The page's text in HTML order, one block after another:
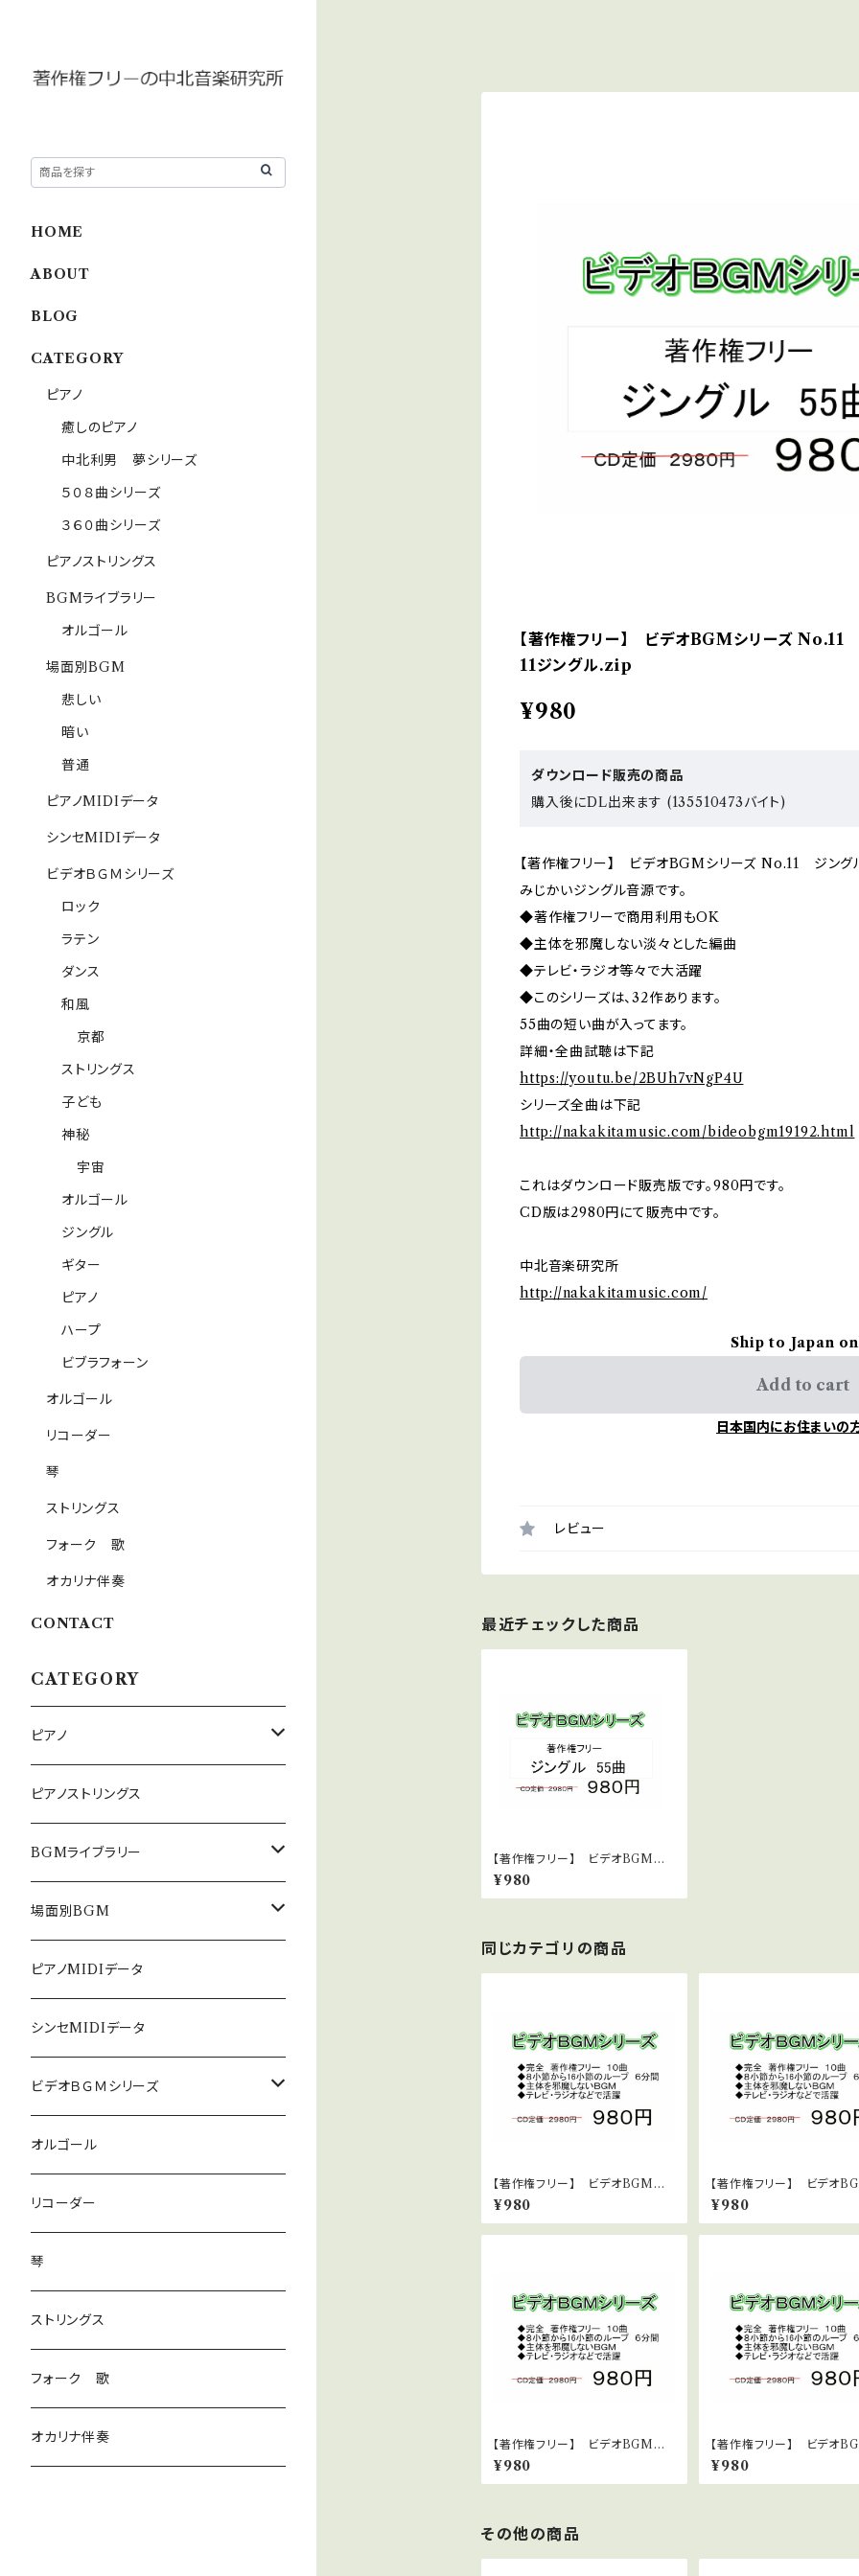
【著作権フリー】 ビデオBGMシリーズ
11ジングル.zip
¥980
ダウンロード販売の商品
購入後にDL出来ます (135510473バイト)
【著作権フリー】 ビデオBGMシリーズ No.11 ジング
みじかいジングル音源です。
◆著作権フリーで商用利用もOK
◆主体を邪魔しない淡々とした編曲
◆テレビ・ラジオ等々で大活躍
◆このシリーズは、32作あります。
55曲の短い曲が入ってます。
詳細・全曲試聴は下記
https://youtu.be/2BUh7vNgP4U
シリーズ全曲は下記
http://nakakitamusic.com/bideobgm19192.html
これはダウンロード販売版です。980円です。
CD版は2980円にて販売中です。
中北音楽研究所
http://nakakitamusic.com/
Ship to Japan
Add to cart
日本国内にお住まいの
レビュー
最近チェックした商品
【著作権フリー】 ビデオBGMシリ
ーズ No.11 ジングル集
¥980
同じカテゴリの商品
【著作権フリー】 ビデオBGMシリ
ーズ No.32幸せ感あふれるピアノ
ストリングス③
¥980
【著作権フリー】 ビデオ
ーズ No.30 幸せ感あふ
アノストリングス②
¥980
【著作権フリー】 ビデオBGMシリ
ーズ No.28 アップテンポで元気
¥980
【著作権フリー】 ビデオ
ーズ No.25 アップテンポ
ロック系
¥980
その他の商品
HOME
ABOUT
BLOG
CATEGORY
ピアノ
癒しのピアノ
中北利男 夢シリーズ
５０８曲シリーズ
３６０曲シリーズ
ピアノストリングス
BGMライブラリー
オルゴール
場面別BGM
悲しい
暗い
普通
ピアノMIDIデータ
シンセMIDIデータ
ビデオＢＧＭシリーズ
ロック
ラテン
ダンス
和風
京都
ストリングス
子ども
神秘
宇宙
オルゴール
ジングル
ギター
ピアノ
ハープ
ビブラフォーン
オルゴール
リコーダー
琴
ストリングス
フォーク 歌
オカリナ伴奏
CONTACT
CATEGORY
ピアノ
癒しのピアノ
中北利男 夢シリーズ
５０８曲シリーズ
３６０曲シリーズ
ピアノストリングス
BGMライブラリー
オルゴール
場面別BGM
悲しい
暗い
普通
ピアノMIDIデータ
シンセMIDIデータ
ビデオＢＧＭシリーズ
ロック
ラテン
ダンス
和風
京都
ストリングス
子ども
オルゴール
リコーダー
琴
ストリングス
フォーク 歌
オカリナ伴奏